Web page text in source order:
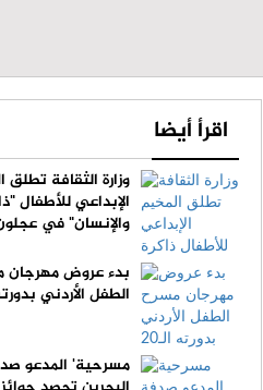
اقرأ أيضا
وزارة الثقافة تطلق
الإبداعي للأطفال
والإنسان" في
بدء عروض مهرجان
الطفل الأردني بدورته
مسرحية' المدعو